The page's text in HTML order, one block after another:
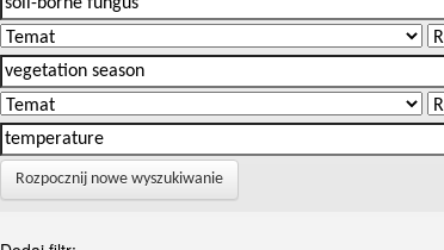
Rozpocznij nowe wyszukiwanie